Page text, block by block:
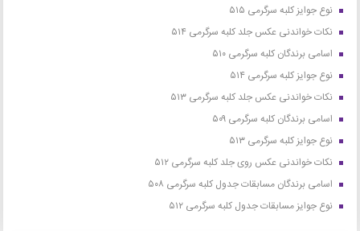
نوع جوایز کلبه سرگرمی ۵۱۵
نکات خواندنی عکس جلد کلبه سرگرمی ۵۱۴
اسامی برندگان کلبه سرگرمی ۵۱۰
نوع جوایز کلبه سرگرمی ۵۱۴
نکات خواندنی عکس جلد کلبه سرگرمی ۵۱۳
اسامی برندگان کلبه سرگرمی ۵۰۹
نوع جوایز کلبه سرگرمی ۵۱۳
نکات خواندنی عکس روی جلد کلبه سرگرمی ۵۱۲
اسامی برندگان مسابقات جدول کلبه سرگرمی ۵۰۸
نوع جوایز مسابقات جدول کلبه سرگرمی ۵۱۲